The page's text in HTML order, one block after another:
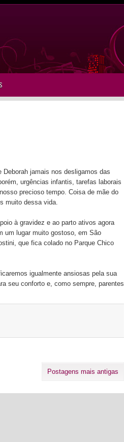
jamais nos desligamos das
urgências infantis, tarefas laborais
precioso tempo. Coisa de mãe do
muito dessa vida.
à gravidez e ao parto ativos agora
um lugar muito gostoso, em São
que fica colado no Parque Chico
igualmente ansiosas pela sua
seu conforto e, como sempre, parentes
Postagens mais antigas